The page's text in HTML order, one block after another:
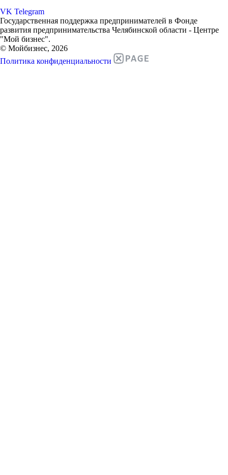
VK Telegram
Государственная поддержка предпринимателей в Фонде
развития предпринимательства Челябинской области - Центре
"Мой бизнес".
© Мойбизнес, 2026
Политика конфиденциальности